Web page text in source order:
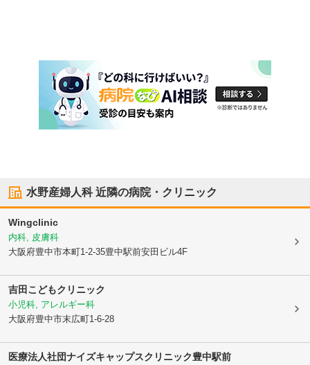
水野産婦人科近隣の病院・クリニック
Wingclinic
内科, 皮膚科
大阪府豊中市本町1-2-35豊中駅前安田ビル4F
吉田こどもクリニック
小児科, アレルギー科
大阪府豊中市末広町1-6-28
医療法人社団ナイズキャップスクリニック豊中駅前